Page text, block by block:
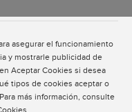
asegurar el funcionamiento
y mostrarle publicidad de
Aceptar Cookies si desea
tipos de cookies aceptar o
más información, consulte